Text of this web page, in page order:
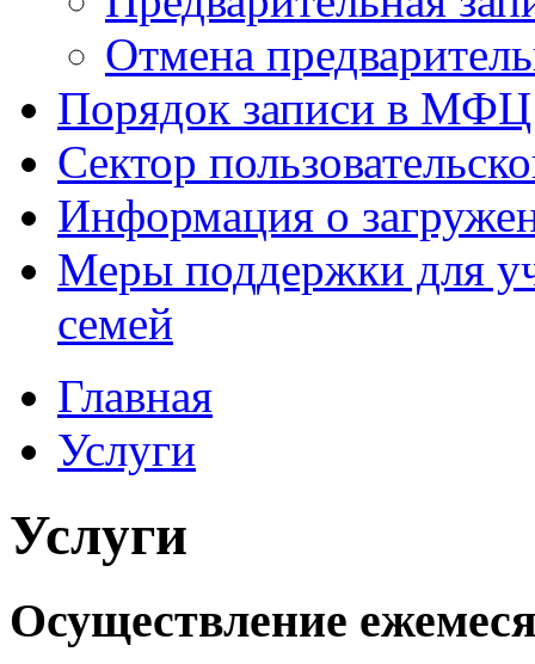
Отмена
Порядок записи в МФЦ
Сектор
Информация о
Меры поддержки для
семей
Главная
Услуги
Услуги
Осуществление